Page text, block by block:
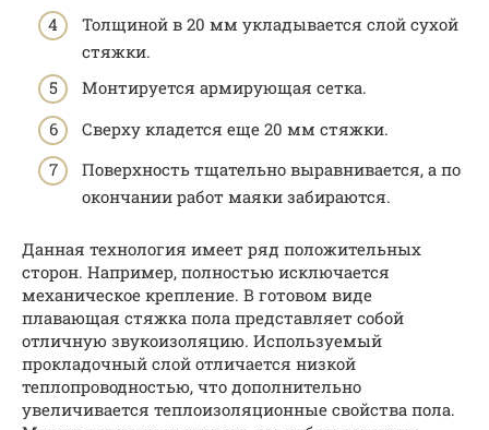
Толщиной в 20 мм укладывается слой сухой
стяжки.
Монтируется армирующая сетка.
Сверху кладется еще 20 мм стяжки.
Поверхность тщательно выравнивается, а по
окончании работ маяки забираются.
Данная технология имеет ряд положительных
сторон. Например, полностью исключается
механическое крепление. В готовом виде
плавающая стяжка пола представляет собой
отличную звукоизоляцию. Используемый
прокладочный слой отличается низкой
теплопроводностью, что дополнительно
увеличивается теплоизоляционные свойства пола.